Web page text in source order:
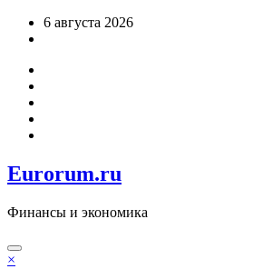
Перейти6 августа 2026
Eurorum.ru
Финансы и экономика
×